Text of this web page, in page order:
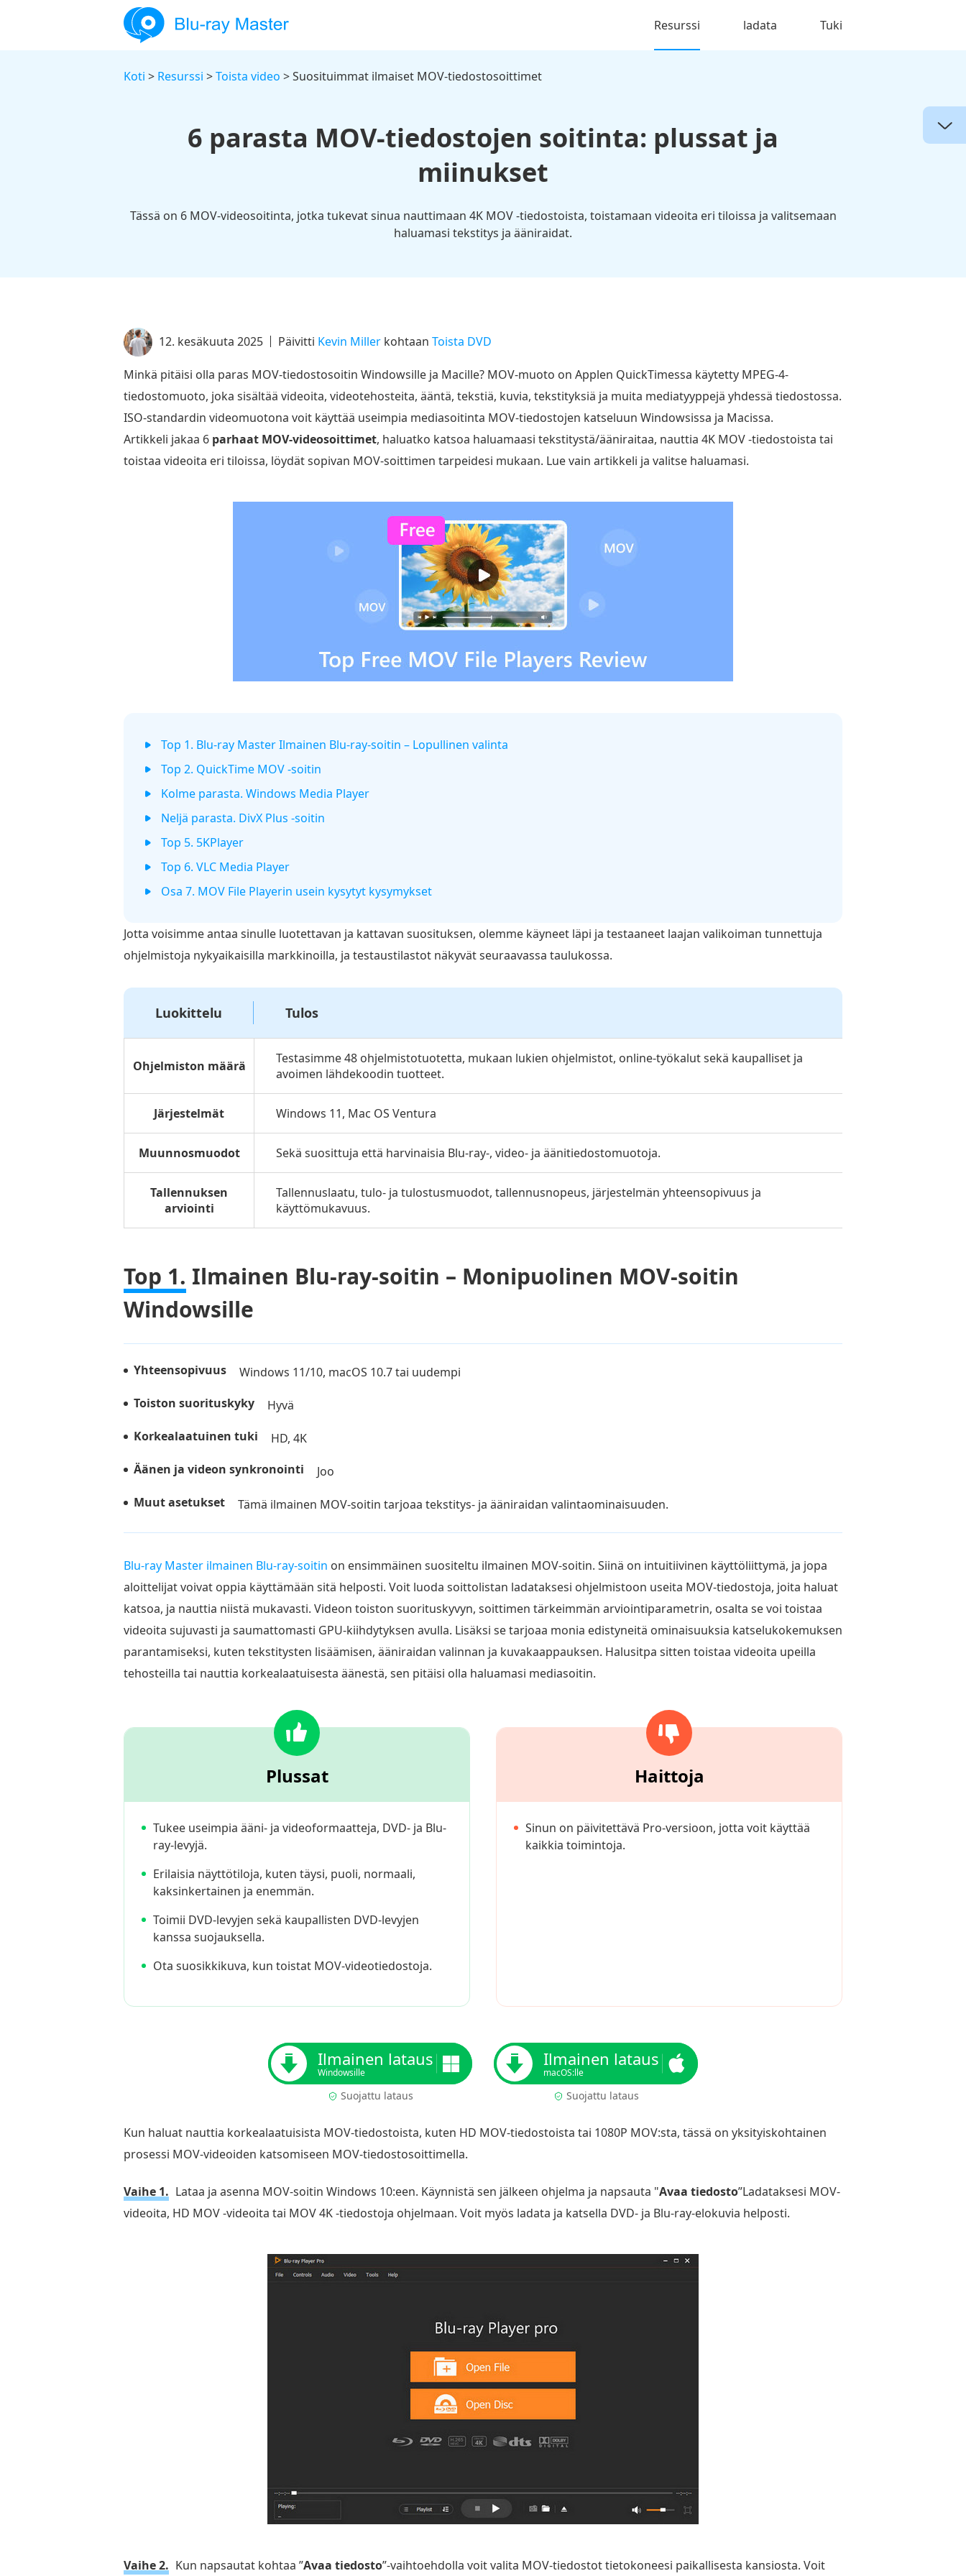
Resurssi ladata Tuki
Koti > Resurssi >Toista video > Suosituimmat ilmaiset MOV-tiedostosoittimet
6 parasta MOV-tiedostojen soitinta: plussat ja
miinukset
Tässä on 6 MOV-videosoitinta, jotka tukevat sinua nauttimaan 4K MOV -tiedostoista, toistamaan videoita eri tiloissa ja valitsemaan
haluamasi tekstitys ja ääniraidat.
12. kesäkuuta 2025 Päivitti Kevin Miller kohtaan Toista DVD
Minkä pitäisi olla paras MOV-tiedostosoitin Windowsille ja Macille? MOV-muoto on Applen QuickTimessa käytetty MPEG-4-
tiedostomuoto, joka sisältää videoita, videotehosteita, ääntä, tekstiä, kuvia, tekstityksiä ja muita mediatyyppejä yhdessä tiedostossa.
ISO-standardin videomuotona voit käyttää useimpia mediasoitinta MOV-tiedostojen katseluun Windowsissa ja Macissa.
Artikkeli jakaa 6 parhaat MOV-videosoittimet, haluatko katsoa haluamaasi tekstitystä/ääniraitaa, nauttia 4K MOV -tiedostoista tai
toistaa videoita eri tiloissa, löydät sopivan MOV-soittimen tarpeidesi mukaan. Lue vain artikkeli ja valitse haluamasi.
Top 1. Blu-ray Master Ilmainen Blu-ray-soitin – Lopullinen valinta
Top 2. QuickTime MOV -soitin
Kolme parasta. Windows Media Player
Neljä parasta. DivX Plus -soitin
Top 5. 5KPlayer
Top 6. VLC Media Player
Osa 7. MOV File Playerin usein kysytyt kysymykset
Jotta voisimme antaa sinulle luotettavan ja kattavan suosituksen, olemme käyneet läpi ja testaaneet laajan valikoiman tunnettuja
ohjelmistoja nykyaikaisilla markkinoilla, ja testaustilastot näkyvät seuraavassa taulukossa.
Luokittelu Tulos
Ohjelmiston määrä
Testasimme 48 ohjelmistotuotetta, mukaan lukien ohjelmistot, online-työkalut sekä kaupalliset ja
avoimen lähdekoodin tuotteet.
Järjestelmät Windows 11, Mac OS Ventura
Muunnosmuodot Sekä suosittuja että harvinaisia Blu-ray-, video- ja äänitiedostomuotoja.
Tallennuksen
arviointi
Tallennuslaatu, tulo- ja tulostusmuodot, tallennusnopeus, järjestelmän yhteensopivuus ja
käyttömukavuus.
Top 1. Ilmainen Blu-ray-soitin – Monipuolinen MOV-soitin
Windowsille
Yhteensopivuus
Windows 11/10, macOS 10.7 tai uudempi
Toiston suorituskyky
Hyvä
Korkealaatuinen tuki
HD, 4K
Äänen ja videon synkronointi
Joo
Muut asetukset
Tämä ilmainen MOV-soitin tarjoaa tekstitys- ja ääniraidan valintaominaisuuden.
Blu-ray Master ilmainen Blu-ray-soitin on ensimmäinen suositeltu ilmainen MOV-soitin. Siinä on intuitiivinen käyttöliittymä, ja jopa
aloittelijat voivat oppia käyttämään sitä helposti. Voit luoda soittolistan ladataksesi ohjelmistoon useita MOV-tiedostoja, joita haluat
katsoa, ja nauttia niistä mukavasti. Videon toiston suorituskyvyn, soittimen tärkeimmän arviointiparametrin, osalta se voi toistaa
videoita sujuvasti ja saumattomasti GPU-kiihdytyksen avulla. Lisäksi se tarjoaa monia edistyneitä ominaisuuksia katselukokemuksen
parantamiseksi, kuten tekstitysten lisäämisen, ääniraidan valinnan ja kuvakaappauksen. Halusitpa sitten toistaa videoita upeilla
tehosteilla tai nauttia korkealaatuisesta äänestä, sen pitäisi olla haluamasi mediasoitin.
Plussat
Tukee useimpia ääni- ja videoformaatteja, DVD- ja Blu-
ray-levyjä.
Erilaisia näyttötiloja, kuten täysi, puoli, normaali,
kaksinkertainen ja enemmän.
Toimii DVD-levyjen sekä kaupallisten DVD-levyjen
kanssa suojauksella.
Ota suosikkikuva, kun toistat MOV-videotiedostoja.
Haittoja
Sinun on päivitettävä Pro-versioon, jotta voit käyttää
kaikkia toimintoja.
Ilmainen lataus
Windowsille
Suojattu lataus
Ilmainen lataus
macOS:lle
Suojattu lataus
Kun haluat nauttia korkealaatuisista MOV-tiedostoista, kuten HD MOV-tiedostoista tai 1080P MOV:sta, tässä on yksityiskohtainen
prosessi MOV-videoiden katsomiseen MOV-tiedostosoittimella.
Vaihe 1. Lataa ja asenna MOV-soitin Windows 10:een. Käynnistä sen jälkeen ohjelma ja napsauta "Avaa tiedosto”Ladataksesi MOV-
videoita, HD MOV -videoita tai MOV 4K -tiedostoja ohjelmaan. Voit myös ladata ja katsella DVD- ja Blu-ray-elokuvia helposti.
Vaihe 2. Kun napsautat kohtaa ”Avaa tiedosto”-vaihtoehdolla voit valita MOV-tiedostot tietokoneesi paikallisesta kansiosta. Voit